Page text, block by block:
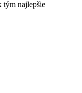
tým najlepšie